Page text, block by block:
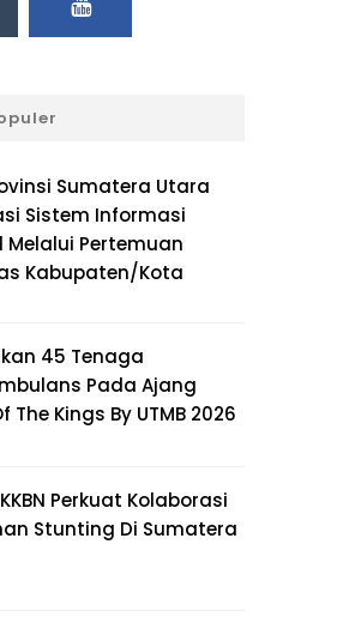
Sumatera Utara
Sistem Informasi
Pertemuan
Kabupaten/Kota
45 Tenaga
Pada Ajang
Kings By UTMB 2026
Perkuat Kolaborasi
Stunting Di Sumatera